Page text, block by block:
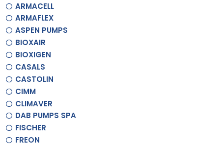
ARMACELL
ARMAFLEX
ASPEN PUMPS
BIOXAIR
BIOXIGEN
CASALS
CASTOLIN
CIMM
CLIMAVER
DAB PUMPS SPA
FISCHER
FREON